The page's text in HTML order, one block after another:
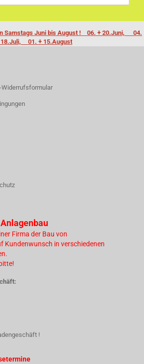
Samstags Juni bis August ! 06. + 20.Juni, 04.
18.Juli, 01. + 15.August
Firma der Bau von
Kundenwunsch in verschiedenen
!